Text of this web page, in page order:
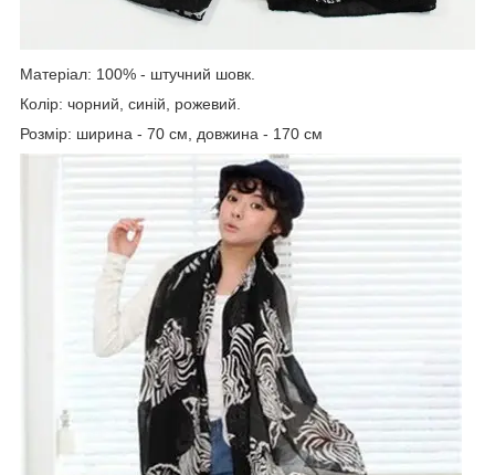
Матеріал: 100% - штучний шовк.
Колір: чорний, синій, рожевий.
Розмір: ширина - 70 см, довжина - 170 см